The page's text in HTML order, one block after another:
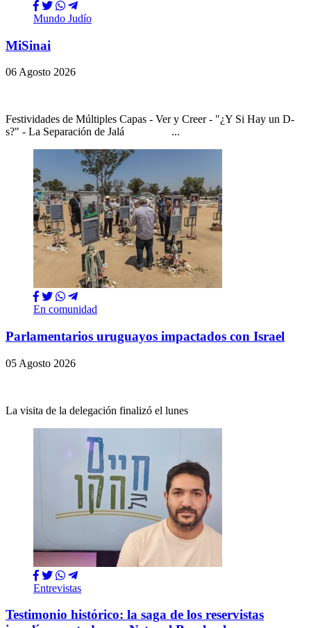
Mundo Judío
MiSinai
06 Agosto 2026
Festividades de Múltiples Capas - Ver y Creer - "¿Y Si Hay un D-
s?" - La Separación de Jalá ...
En comunidad
Parlamentarios uruguayos impactados con Israel
05 Agosto 2026
La visita de la delegación finalizó el lunes
Entrevistas
Testimonio histórico: la saga de los reservistas